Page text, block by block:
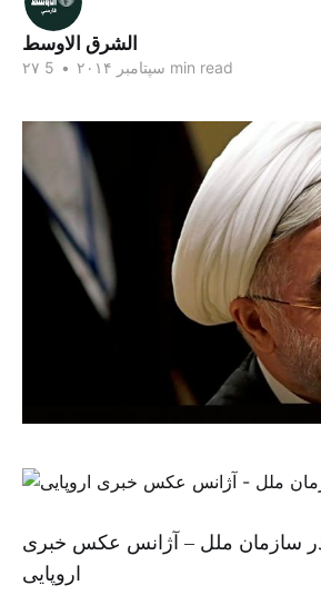
الشرق الاوسط
۲۷ سپتامبر ۲۰۱۴ • 5 min read
سازمان ملل – آژانس عکس خبری
اروپایی